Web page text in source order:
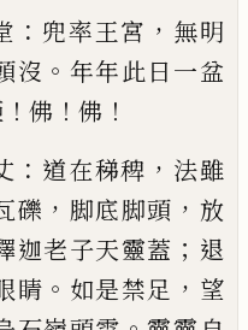
： 兜率王宮 ， 無明
沒 。 年年此日一盆
！ 佛 ！ 佛 ！
： 道在稊稗 ， 法雖
礫 ， 脚底脚頭 ， 放
迦老子天靈蓋 ； 退
睛 。 如是禁足 ， 望